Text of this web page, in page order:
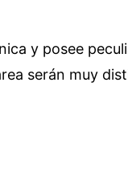
y posee
serán muy